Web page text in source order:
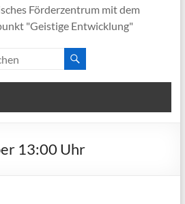
Förderzentrum mit dem
"Geistige Entwicklung"
13:00 Uhr